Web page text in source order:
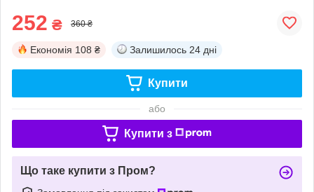
252 ₴ 360 ₴
Економія 108 ₴ Залишилось 24 дні
Купити
або
Купити з
Що таке купити з Пром?